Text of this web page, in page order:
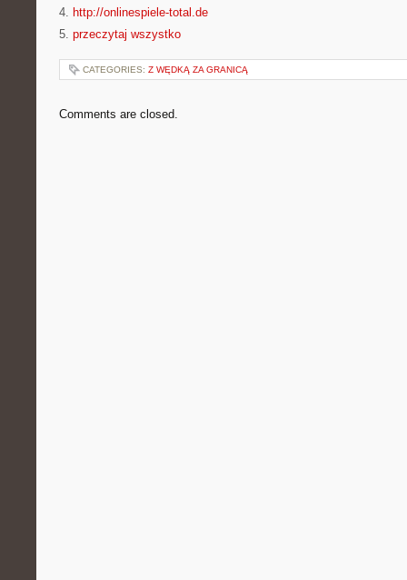
4. http://onlinespiele-total.de
5. przeczytaj wszystko
CATEGORIES: Z WĘDKĄ ZA GRANICĄ
Comments are closed.